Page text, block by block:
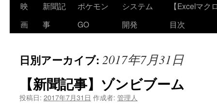
映
画
新聞記
事
ポケモン
GO
システム
開発
【Excelマク
目次
日別アーカイブ: 2017年7月31日
【新聞記事】ゾンビブーム
投稿日: 2017年7月31日 作成者: 管理人